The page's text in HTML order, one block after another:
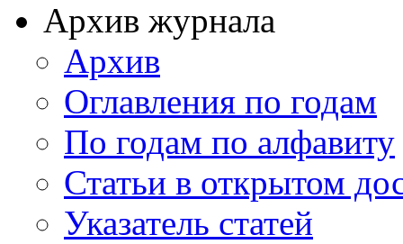
Архив журнала
Архив
Оглавления по годам
По годам по алфавиту
Статьи в открытом
Указатель статей